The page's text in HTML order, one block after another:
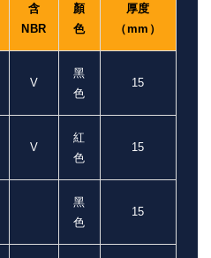
含
NBR
顏
色
厚度
（mm）
V
黑
色
15
V
紅
色
15
黑
色
15